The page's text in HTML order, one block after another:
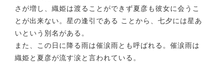
さが増し、織姫は渡ることができず夏彦も彼女に会うこ
とが出来ない。星の逢引である ことから、七夕には星あ
いという別名がある。
また、この日に降る雨は催涙雨とも呼ばれる。催涙雨は
織姫と夏彦が流す涙と言われている。